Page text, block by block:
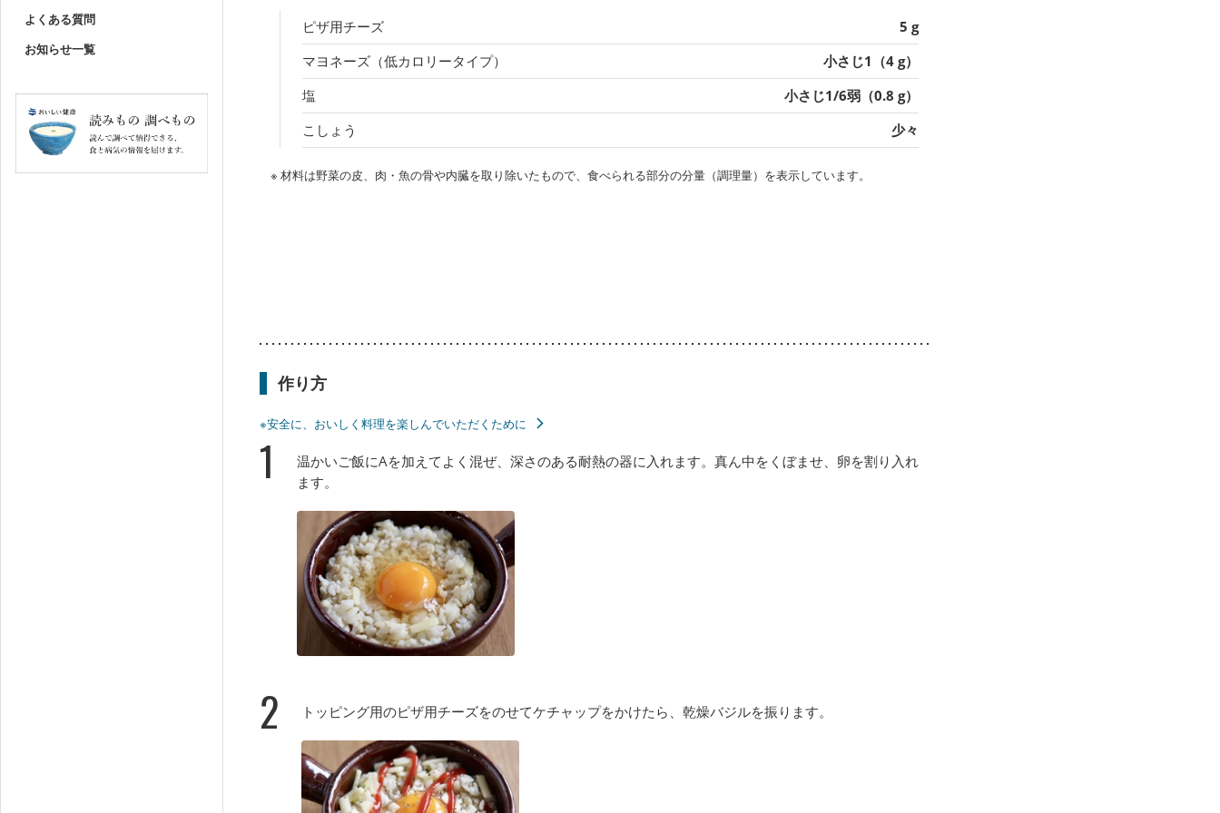
よくある質問
お知らせ一覧
ピザ用チーズ
5 g
マヨネーズ（低カロリータイプ）
小さじ1（4 g）
塩
小さじ1/6弱（0.8 g）
こしょう
少々
※ 材料は野菜の皮、肉・魚の骨や内臓を取り除いたもので、食べられる部分の分量（調理量）を表示しています。
作り方
※安全に、おいしく料理を楽しんでいただくために
1
温かいご飯にAを加えてよく混ぜ、深さのある耐熱の器に入れます。真ん中をくぼませ、卵を割り入れ
ます。
2 トッピング用のピザ用チーズをのせてケチャップをかけたら、乾燥バジルを振ります。